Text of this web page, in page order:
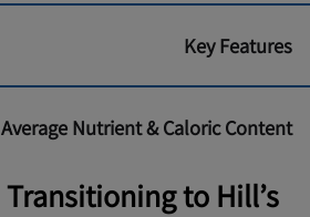
Key Features
Average Nutrient & Caloric Content
Transitioning to Hill’s